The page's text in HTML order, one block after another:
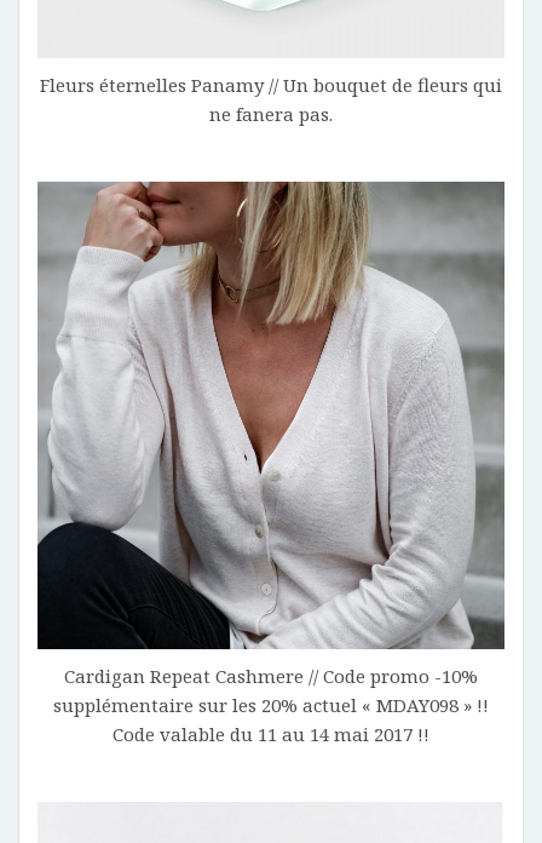
Fleurs éternelles Panamy // Un bouquet de fleurs qui
ne fanera pas.
Cardigan Repeat Cashmere // Code promo -10%
supplémentaire sur les 20% actuel « MDAY098 » !!
Code valable du 11 au 14 mai 2017 !!